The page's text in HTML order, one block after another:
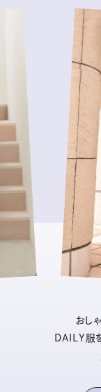
おし
DAILY服